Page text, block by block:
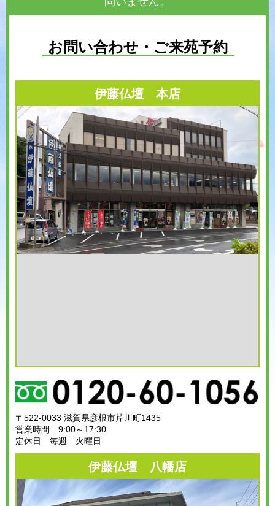
お問い合わせ・ご来苑予約
伊藤仏壇 本店
〒522-0033 滋賀県彦根市芹川町1435
営業時間 9:00～17:30
定休日 毎週 火曜日
伊藤仏壇 八幡店